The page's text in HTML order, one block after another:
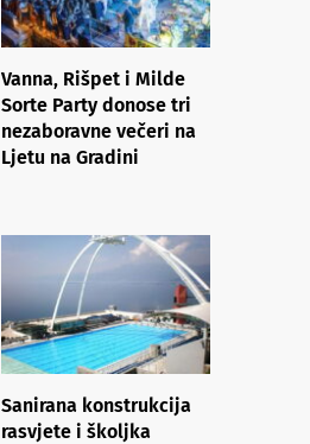
Vanna, Rišpet i Milde
Sorte Party donose tri
nezaboravne večeri na
Ljetu na Gradini
Sanirana konstrukcija
rasvjete i školjka